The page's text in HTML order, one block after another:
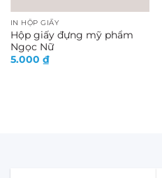
IN HỘP GIẤY
Hộp giấy đựng mỹ phẩm
Ngọc Nữ
5.000 ₫